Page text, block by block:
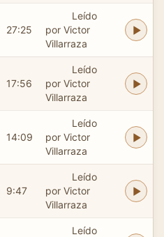
27:25
Leído
por Victor
Villarraza
17:56
Leído
por Victor
Villarraza
14:09
Leído
por Victor
Villarraza
9:47
Leído
por Victor
Villarraza
Leído